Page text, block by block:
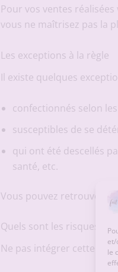
et/
le
Pour vos ventes
vous ne maîtrisez pas la
Les exceptions à la règle
Il existe quelques
confectionnés selon
susceptibles de se
qui ont été descellés
santé, etc.
Vous pouvez retrouver ici
Quels sont les risques en
Ne pas intégrer cette